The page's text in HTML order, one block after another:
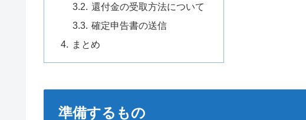
還付金の受取方法について
確定申告書の送信
まとめ
準備するもの